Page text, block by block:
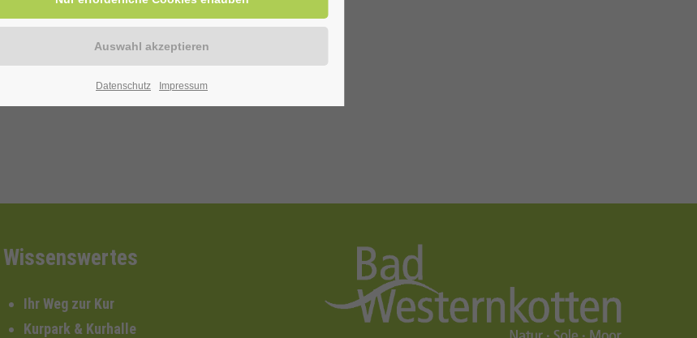
der gesunden Aerosole verstärkt werden kann
Wissenswertes
Ihr Weg zur Kur
Kurpark & Kurhalle
Datenschutz Impressum